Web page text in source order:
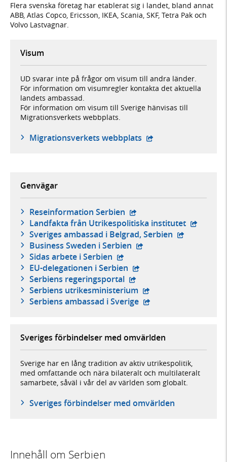
Flera svenska företag har etablerat sig i landet, bland annat
ABB, Atlas Copco, Ericsson, IKEA, Scania, SKF, Tetra Pak och
Volvo Lastvagnar.
Visum
UD svarar inte på frågor om visum till andra länder.
För information om visumregler kontakta det aktuella
landets ambassad.
För information om visum till Sverige hänvisas till
Migrationsverkets webbplats.
Migrationsverkets webbplats - öppnas i ny flik,
Genvägar
Reseinformation Serbien - extern webbplats,
Landfakta från Utrikespolitiska institutet - extern
Sveriges ambassad i Belgrad, Serbien - extern
Business Sweden i Serbien - extern webbplats,
Sidas arbete i Serbien - extern webbplats,
EU-delegationen i Serbien - extern webbplats,
Serbiens regeringsportal - extern webbplats,
Serbiens utrikesministerium - extern webbplats,
Serbiens ambassad i Sverige - extern webbplats,
Sveriges förbindelser med omvärlden
Sverige har en lång tradition av aktiv utrikespolitik,
med omfattande och nära bilateralt och multilateralt
samarbete, såväl i vår del av världen som globalt.
Sveriges förbindelser med omvärlden
Innehåll om Serbien